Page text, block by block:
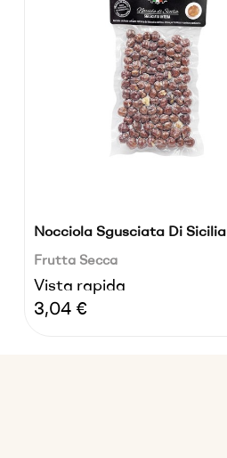
Nocciola Sgusciata Di Sicilia
Frutta Secca
Vista rapida
Prezzo
3,04 €